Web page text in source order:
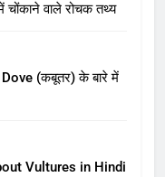
चोंकाने वाले रोचक तथ्य
(कबूतर) के बारे में
Vultures in Hindi